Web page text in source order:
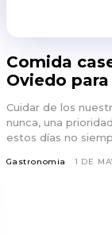
Comida
Oviedo
Cuidar de los
nunca, una
estos días no
Gastronomia 1 DE